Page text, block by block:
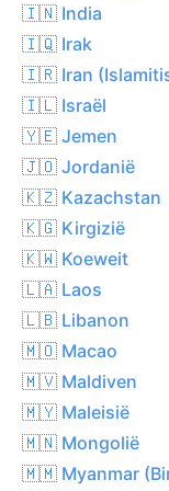
🇮🇳 India
🇮🇶 Irak
🇮🇷 Iran
🇮🇱 Israël
🇾🇪 Jemen
🇯🇴 Jordanië
🇰🇿 Kazachstan
🇰🇬 Kirgizië
🇰🇼 Koeweit
🇱🇦 Laos
🇱🇧 Libanon
🇲🇴 Macao
🇲🇻 Maldiven
🇲🇾 Maleisië
🇲🇳 Mongolië
🇲🇲 Myanmar